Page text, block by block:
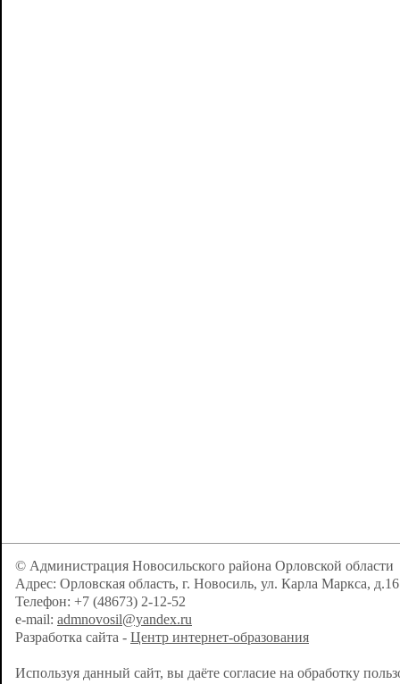
© Администрация Новосильского района Орловской области
Адрес: Орловская область, г. Новосиль, ул. Карла Маркса, д.16
Телефон: +7 (48673) 2-12-52
e-mail: admnovosil@yandex.ru
Разработка сайта - Центр интернет-образования
Используя данный сайт, вы даёте согласие на обработку